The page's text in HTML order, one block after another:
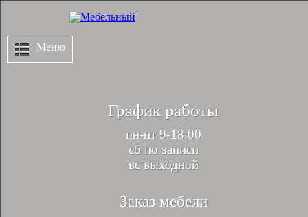
График работы
пн-пт 9-18:00
сб по записи
вс выходной
Заказ мебели
Меню